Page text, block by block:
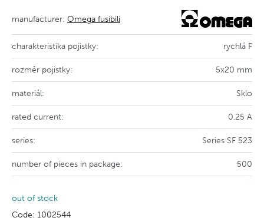
manufacturer: Omega fusibili
charakteristika pojistky: rychlá F
rozměr pojistky: 5x20 mm
materiál: Sklo
rated current: 0.25 A
series: Series SF 523
number of pieces in package: 500
out of stock
Code: 1002544